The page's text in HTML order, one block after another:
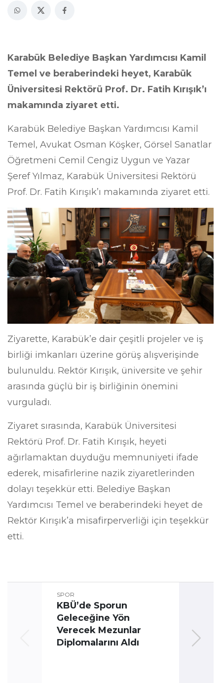
Karabük Belediye Başkan Yardımcısı Kamil
Temel ve beraberindeki heyet, Karabük
Üniversitesi Rektörü Prof. Dr. Fatih Kırışık’ı
makamında ziyaret etti.
Karabük Belediye Başkan Yardımcısı Kamil
Temel, Avukat Osman Köşker, Görsel Sanatlar
Öğretmeni Cemil Cengiz Uygun ve Yazar
Şeref Yılmaz, Karabük Üniversitesi Rektörü
Prof. Dr. Fatih Kırışık’ı makamında ziyaret etti.
Ziyarette, Karabük’e dair çeşitli projeler ve iş
birliği imkanları üzerine görüş alışverişinde
bulunuldu. Rektör Kırışık, üniversite ve şehir
arasında güçlü bir iş birliğinin önemini
vurguladı.
Ziyaret sırasında, Karabük Üniversitesi
Rektörü Prof. Dr. Fatih Kırışık, heyeti
ağırlamaktan duyduğu memnuniyeti ifade
ederek, misafirlerine nazik ziyaretlerinden
dolayı teşekkür etti. Belediye Başkan
Yardımcısı Temel ve beraberindeki heyet de
Rektör Kırışık’a misafirperverliği için teşekkür
etti.
SPOR
KBÜ’de Sporun
Geleceğine Yön
Verecek Mezunlar
Diplomalarını Aldı